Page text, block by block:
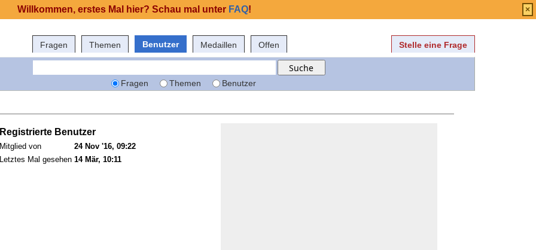
Fragen Themen Benutzer Medaillen Offen Stelle eine Frage
Fragen Themen Benutzer
Registrierte Benutzer
Mitglied von
24 Nov '16, 09:22
Letztes Mal gesehen 14 Mär, 10:11
Willkommen, erstes Mal hier? Schau mal unter FAQ! ×